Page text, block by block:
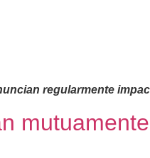
regularmente